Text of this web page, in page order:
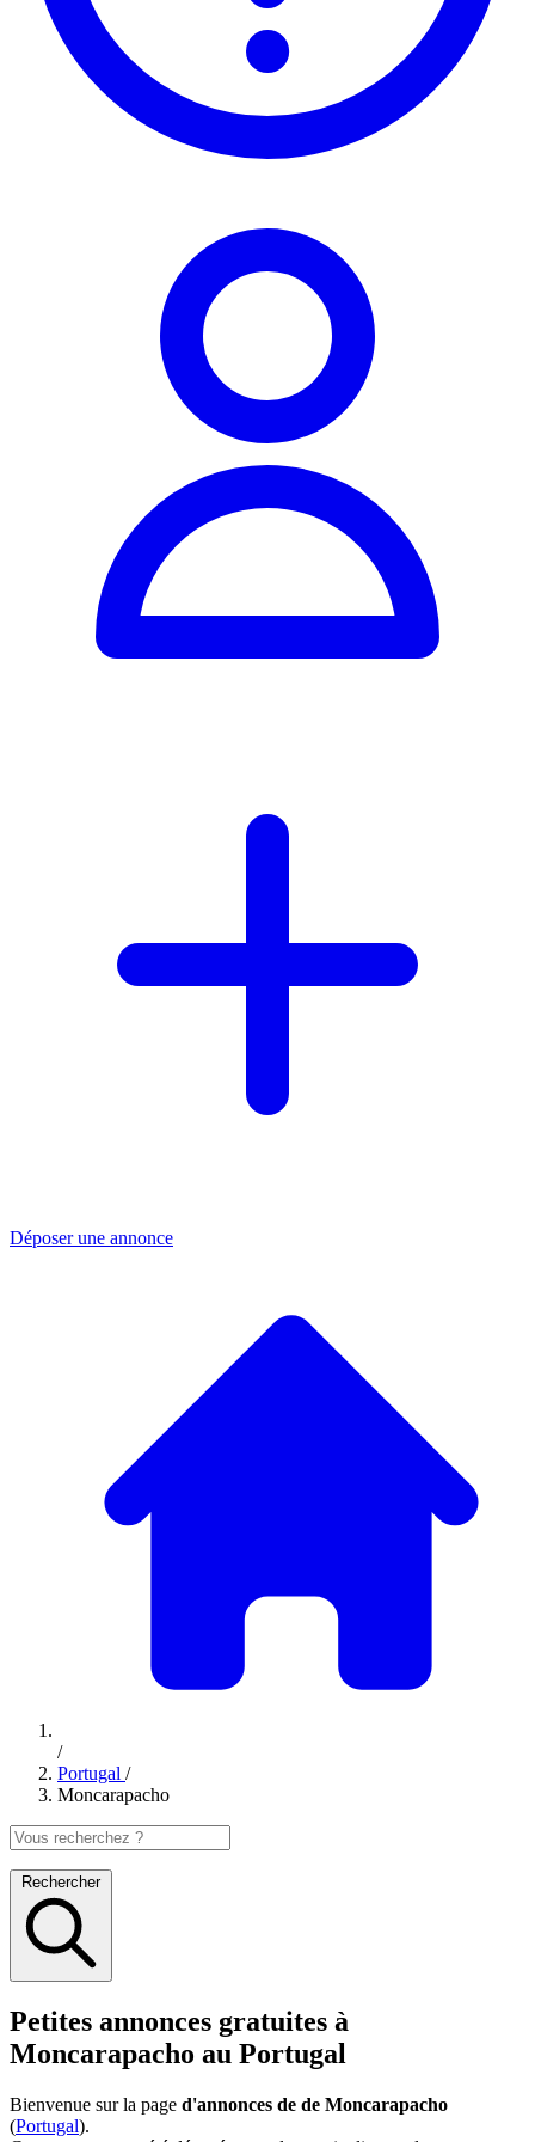
Déposer une annonce
/
Portugal /
Moncarapacho
Rechercher
Petites annonces gratuites à
Moncarapacho au Portugal
Bienvenue sur la page d'annonces de de Moncarapacho
(Portugal).